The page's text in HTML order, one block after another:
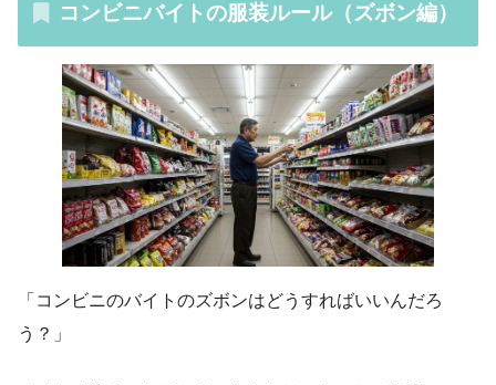
コンビニバイトの服装ルール（ズボン編）
「コンビニのバイトのズボンはどうすればいいんだろ
う？」